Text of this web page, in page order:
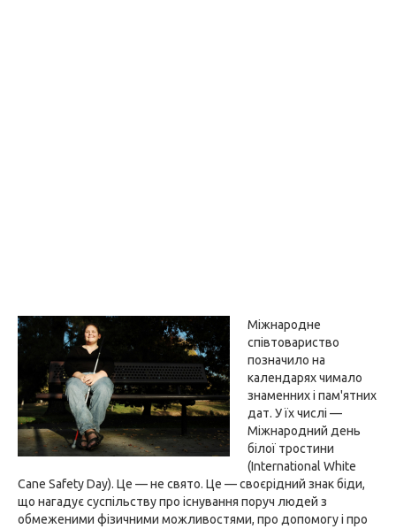
Міжнародне
співтовариство
позначило на
календарях чимало
знаменних і пам'ятних
дат. У їх числі —
Міжнародний день
білої тростини
(International White
Cane Safety Day). Це — не свято. Це — своєрідний знак біди,
що нагадує суспільству про існування поруч людей з
обмеженими фізичними можливостями, про допомогу і про